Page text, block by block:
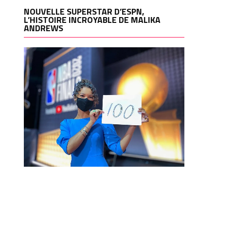
NOUVELLE SUPERSTAR D’ESPN,
L’HISTOIRE INCROYABLE DE MALIKA
ANDREWS